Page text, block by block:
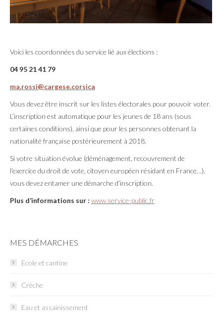
Voici les coordonnées du service lié aux élections :
04 95 21 41 79
ma.rossi@cargese.corsica
Vous devez être inscrit sur les listes électorales pour pouvoir voter.
L’inscription est automatique pour les jeunes de 18 ans (sous
certaines conditions), ainsi que pour les personnes obtenant la
nationalité française postérieurement à 2018.
Si votre situation évolue (déménagement, recouvrement de
l’exercice du droit de vote, citoyen européen résidant en France…),
vous devez entamer une démarche d’inscription.
Plus d’informations sur : www.service-public.fr
MES DÉMARCHES
Ecole et cantine
Crèche
Eau et assainissement